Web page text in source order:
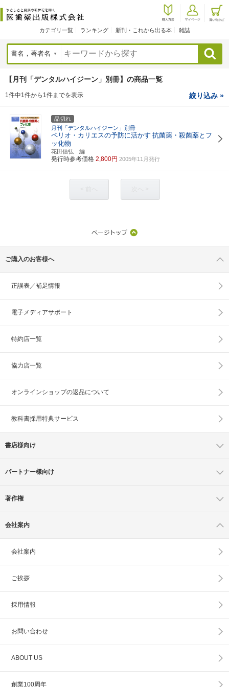
カテゴリ一覧 ランキング 新刊・これから出る本 雑誌
検索
【月刊「デンタルハイジーン」別冊】の商品一覧
1件中1件から1件までを表示 絞り込み »
品切れ
月刊「デンタルハイジーン」別冊
ペリオ・カリエスの予防に活かす 抗菌薬・殺菌薬とフ
ッ化物
花田信弘 編
発行時参考価格 2,800円 2005年11月発行
ご購入のお客様へ
正誤表／補足情報
電子メディアサポート
特約店一覧
協力店一覧
オンラインショップの返品について
教科書採用特典サービス
書店様向け
パートナー様向け
著作権
会社案内
会社案内
ご挨拶
採用情報
お問い合わせ
ABOUT US
創業100周年